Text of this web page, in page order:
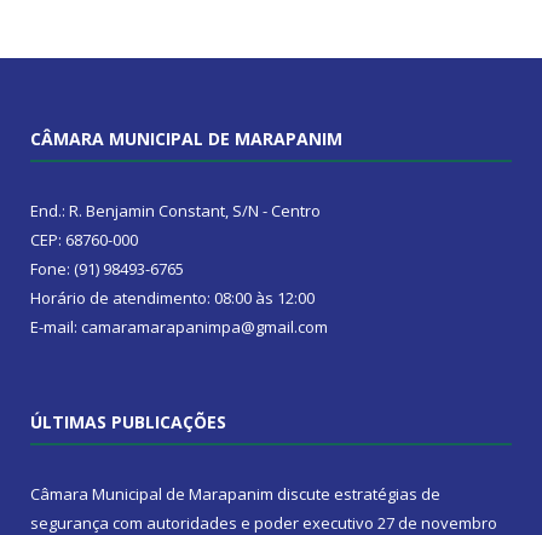
CÂMARA MUNICIPAL DE MARAPANIM
End.: R. Benjamin Constant, S/N - Centro
CEP: 68760-000
Fone: (91) 98493-6765
Horário de atendimento: 08:00 às 12:00
E-mail: camaramarapanimpa@gmail.com
ÚLTIMAS PUBLICAÇÕES
Câmara Municipal de Marapanim discute estratégias de
segurança com autoridades e poder executivo 27 de novembro